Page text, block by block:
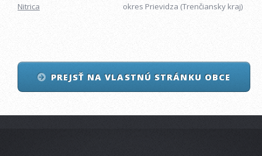
Nitrica
okres Prievidza (Trenčiansky kraj)
PREJSŤ NA VLASTNÚ STRÁNKU OBCE